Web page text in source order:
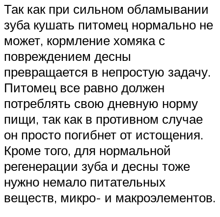
Так как при сильном обламывании
зуба кушать питомец нормально не
может, кормление хомяка с
повреждением десны
превращается в непростую задачу.
Питомец все равно должен
потреблять свою дневную норму
пищи, так как в противном случае
он просто погибнет от истощения.
Кроме того, для нормальной
регенерации зуба и десны тоже
нужно немало питательных
веществ, микро- и макроэлементов.